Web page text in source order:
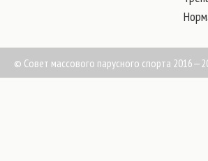
© Совет массового парусного спорта